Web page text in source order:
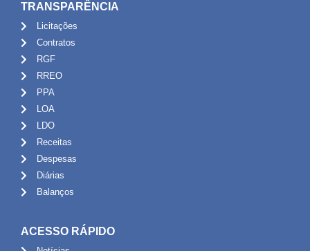
TRANSPARÊNCIA
Licitações
Contratos
RGF
RREO
PPA
LOA
LDO
Receitas
Despesas
Diárias
Balanços
ACESSO RÁPIDO